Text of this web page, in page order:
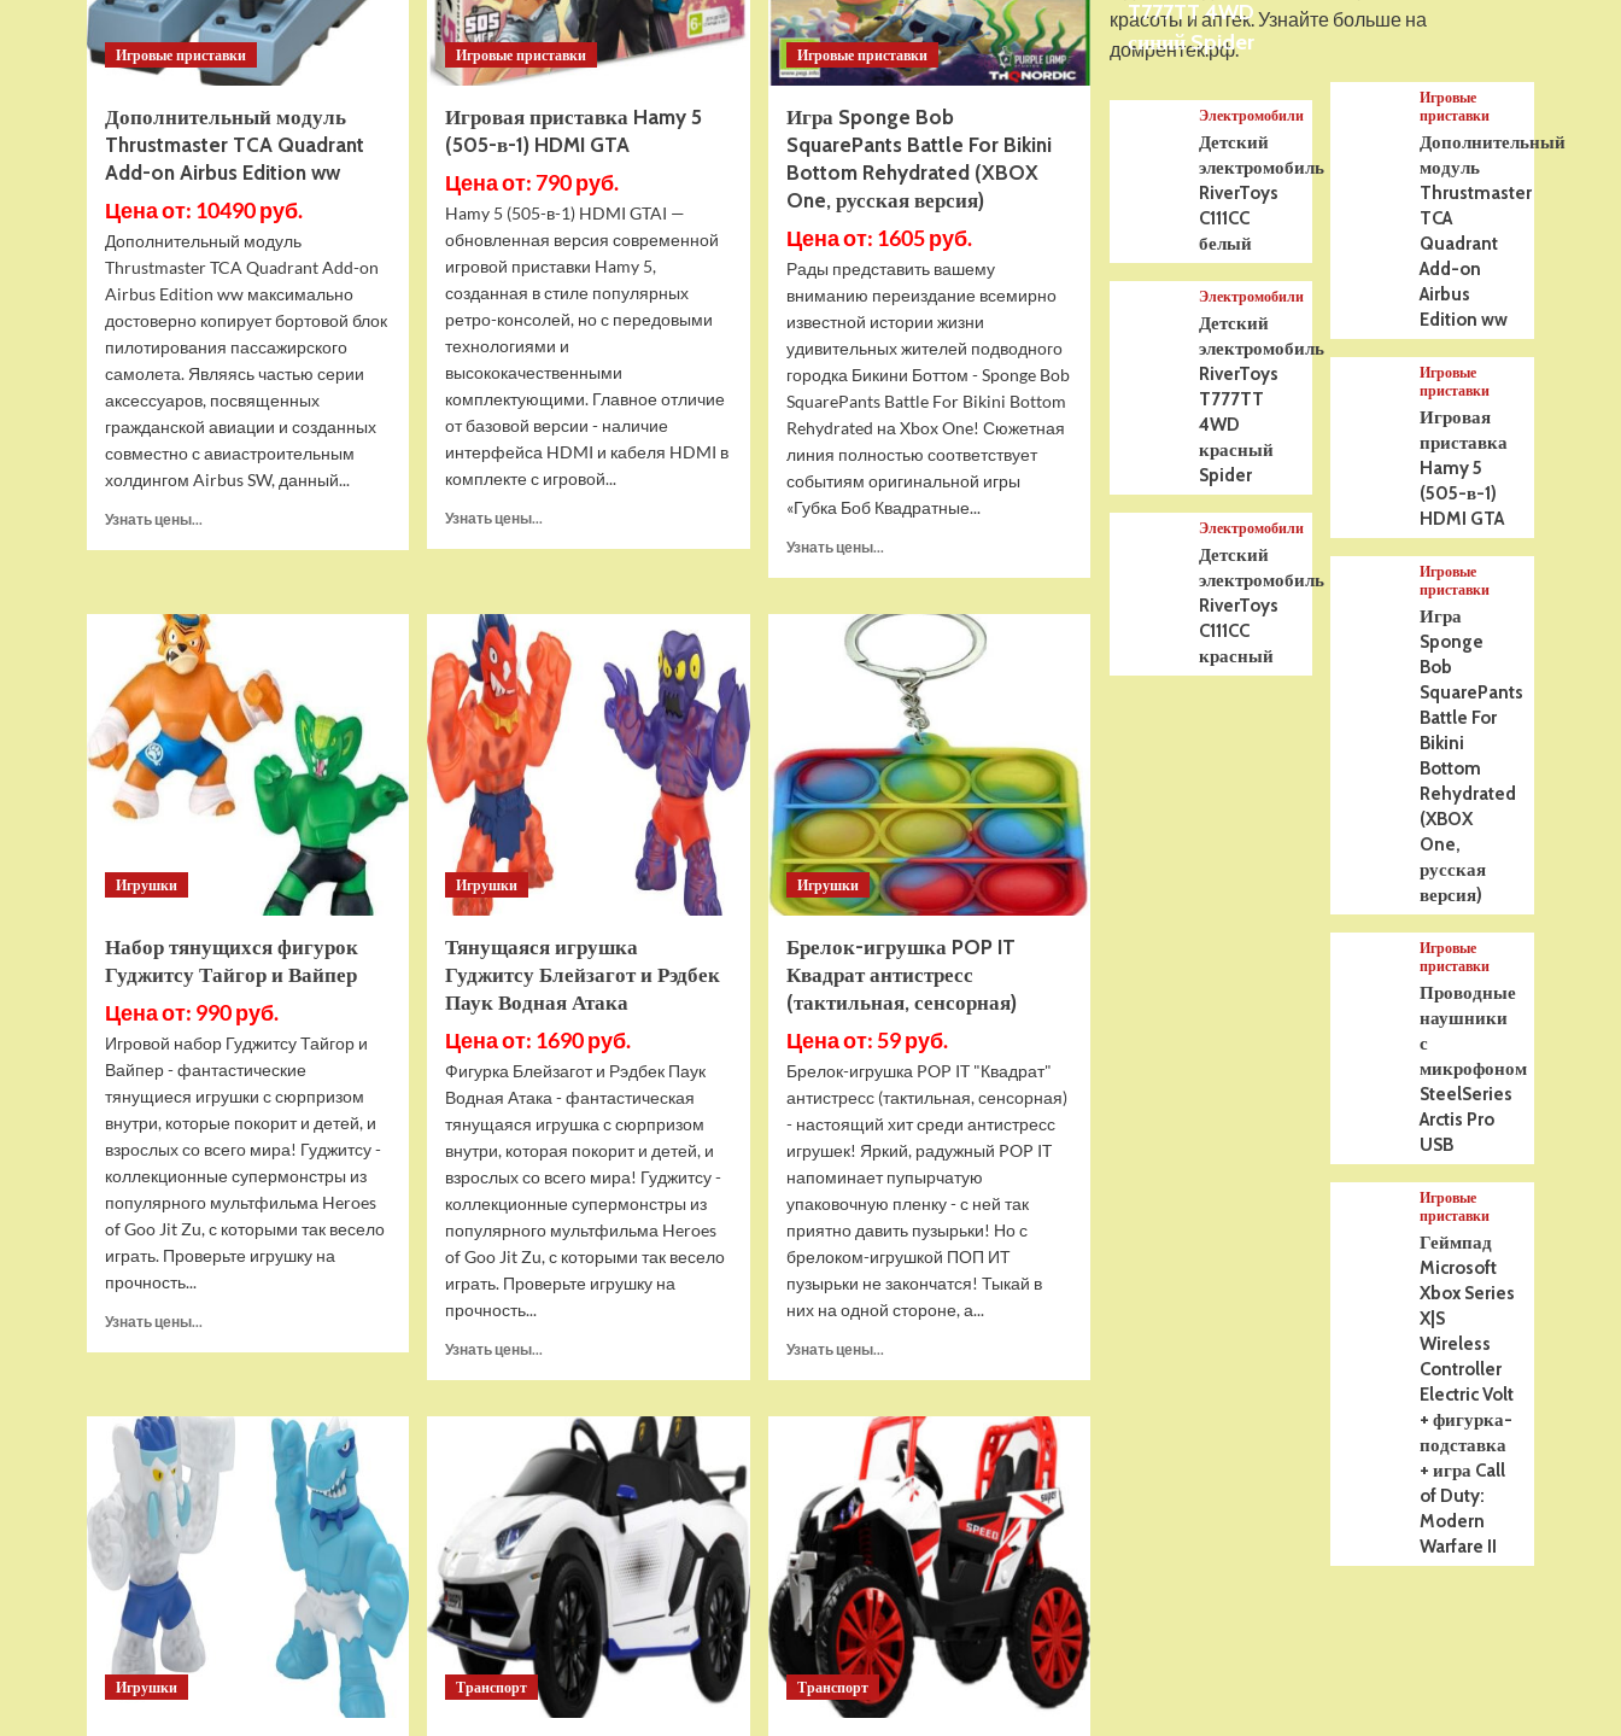
5
На радиоуправлении
(Германия) HC (для ИК
танкового боя) V3 2.4G
RTR, TG3848-1HC-IR3.0
Игровые приставки
Дополнительный модуль
Thrustmaster TCA Quadrant
Add-on Airbus Edition ww
Цена от: 10490 руб.
Дополнительный модуль
Thrustmaster TCA Quadrant Add-on
Airbus Edition ww максимально
достоверно копирует бортовой блок
пилотирования пассажирского
самолета. Являясь частью серии
аксессуаров, посвященных
гражданской авиации и созданных
совместно с авиастроительным
холдингом Airbus SW, данный...
Узнать цены...
Thrustmaster
TCA
Quadrant
Add-
on
Airbus
Edition
ww
Игровые приставки
Игровая приставка Hamy 5
(505-в-1) HDMI GTA
Цена от: 790 руб.
Hamy 5 (505-в-1) HDMI GTAI —
обновленная версия современной
игровой приставки Hamy 5,
созданная в стиле популярных
ретро-консолей, но с передовыми
технологиями и
высококачественными
комплектующими. Главное отличие
от базовой версии - наличие
интерфейса HDMI и кабеля HDMI в
комплекте с игровой...
Узнать цены...
Hamy
5
(505-
в-1)
HDMI
GTA
Игровые приставки
Игра Sponge Bob
SquarePants Battle For Bikini
Bottom Rehydrated (XBOX
One, русская версия)
Цена от: 1605 руб.
Рады представить вашему
вниманию переиздание всемирно
известной истории жизни
удивительных жителей подводного
городка Бикини Боттом - Sponge Bob
SquarePants Battle For Bikini Bottom
Rehydrated на Xbox One! Сюжетная
линия полностью соответствует
событиям оригинальной игры
«Губка Боб Квадратные...
Узнать цены...
Игра
SquarePants
Battle
Bikini
Bottom
Rehydrated
(XBOX
One,
русская
версия)
Игрушки
Набор тянущихся фигурок
Гуджитсу Тайгор и Вайпер
Цена от: 990 руб.
Игровой набор Гуджитсу Тайгор и
Вайпер - фантастические
тянущиеся игрушки с сюрпризом
внутри, которые покорит и детей, и
взрослых со всего мира! Гуджитсу -
коллекционные супермонстры из
популярного мультфильма Heroes
of Goo Jit Zu, с которыми так весело
играть. Проверьте игрушку на
прочность...
Узнать цены...
Гуджитсу
Вайпер
Игрушки
Тянущаяся игрушка
Гуджитсу Блейзагот и Рэдбек
Паук Водная Атака
Цена от: 1690 руб.
Фигурка Блейзагот и Рэдбек Паук
Водная Атака - фантастическая
тянущаяся игрушка с сюрпризом
внутри, которая покорит и детей, и
взрослых со всего мира! Гуджитсу -
коллекционные супермонстры из
популярного мультфильма Heroes
of Goo Jit Zu, с которыми так весело
играть. Проверьте игрушку на
прочность...
Узнать цены...
Тянущаяся
игрушка
Гуджитсу
Блейзагот
Рэдбек
Паук
Водная
Атака
Игрушки
Брелок-игрушка POP IT
Квадрат антистресс
(тактильная, сенсорная)
Цена от: 59 руб.
Брелок-игрушка POP IT "Квадрат"
антистресс (тактильная, сенсорная)
- настоящий хит среди антистресс
игрушек! Яркий, радужный POP IT
напоминает пупырчатую
упаковочную пленку - с ней так
приятно давить пузырьки! Но с
брелоком-игрушкой ПОП ИТ
пузырьки не закончатся! Тыкай в
них на одной стороне, а...
Узнать цены...
Брелок-
игрушка
POP
IT
Квадрат
антистресс
(тактильная,
сенсорная)
Игрушки Транспорт Транспорт
красоты и аптек. Узнайте больше на
домрентек.рф.
T777TT 4WD
синий Spider
Электромобили
Детский
электромобиль
RiverToys
C111CC
белый
Электромобили
Детский
электромобиль
RiverToys
T777TT
4WD
красный
Spider
Электромобили
Детский
электромобиль
RiverToys
C111CC
красный
Игровые
приставки
Дополнительный
модуль
Thrustmaster
TCA
Quadrant
Add-on
Airbus
Edition ww
Игровые
приставки
Игровая
приставка
Hamy 5
(505-в-1)
HDMI GTA
Игровые
приставки
Игра
Sponge
Bob
SquarePants
Battle For
Bikini
Bottom
Rehydrated
(XBOX
One,
русская
версия)
Игровые
приставки
Проводные
наушники
с
микрофоном
SteelSeries
Arctis Pro
USB
Игровые
приставки
Геймпад
Microsoft
Xbox Series
X|S
Wireless
Controller
Electric Volt
+ фигурка-
подставка
+ игра Call
of Duty:
Modern
Warfare II